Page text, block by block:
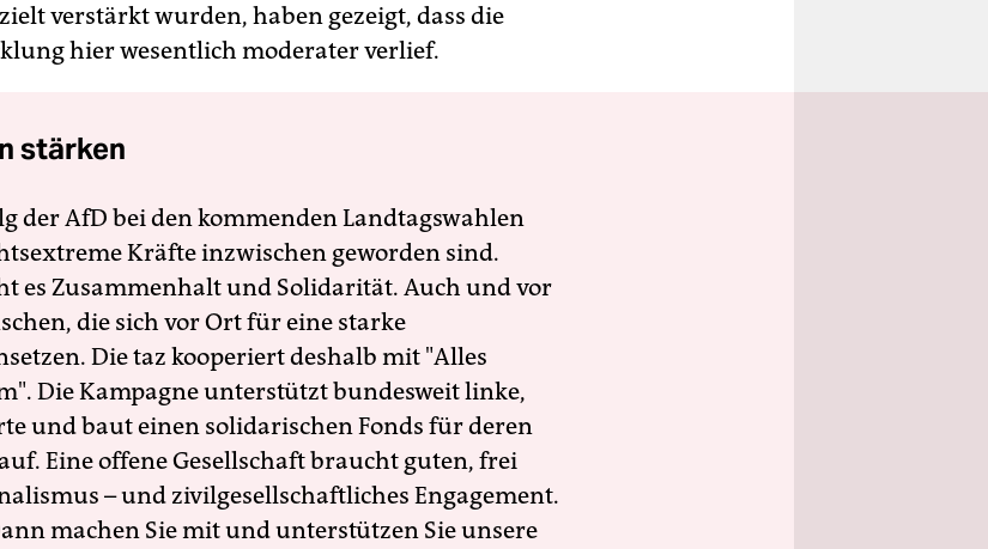
verstärkt wurden, haben gezeigt, dass die
hier wesentlich moderater verlief.
stärken
der AfD bei den kommenden Landtagswahlen
Kräfte inzwischen geworden sind.
es Zusammenhalt und Solidarität. Auch und vor
die sich vor Ort für eine starke
Die taz kooperiert deshalb mit "Alles
Die Kampagne unterstützt bundesweit linke,
und baut einen solidarischen Fonds für deren
Eine offene Gesellschaft braucht guten, frei
– und zivilgesellschaftliches Engagement.
machen Sie mit und unterstützen Sie unsere